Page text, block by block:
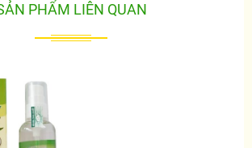
PHẨM LIÊN QUAN